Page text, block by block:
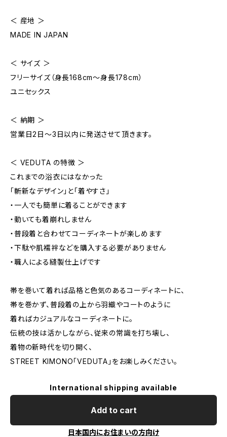
＜ 産地 ＞
MADE IN JAPAN
＜ サイズ ＞
フリーサイズ（身長168cm〜身長178cm）
ユニセックス
＜ 納期 ＞
営業日2日〜3日以内に発送させて頂きます。
＜ VEDUTA の特徴 ＞
これまでの浴衣にはなかった
「斬新なデザイン」と「着やすさ」
・一人でも簡単に着ることができます
・動いても着崩れしません
・普段着と合わせてコーディネートが楽しめます
・下駄や肌襦袢などを購入する必要がありません
・職人による縫製仕上げです
帯を巻いて着れば品格と色気のあるコーディネートに、
帯を巻かず、普段着の上から羽織やコートのように
着ればカジュアルなコーディネートに。
伝統の技は活かしながら、従来の常識を打ち壊し、
着物の新時代を切り開く、
STREET KIMONO「VEDUTA」をお楽しみください。
International shipping available
Add to cart
日本国内にお住まいの方向け